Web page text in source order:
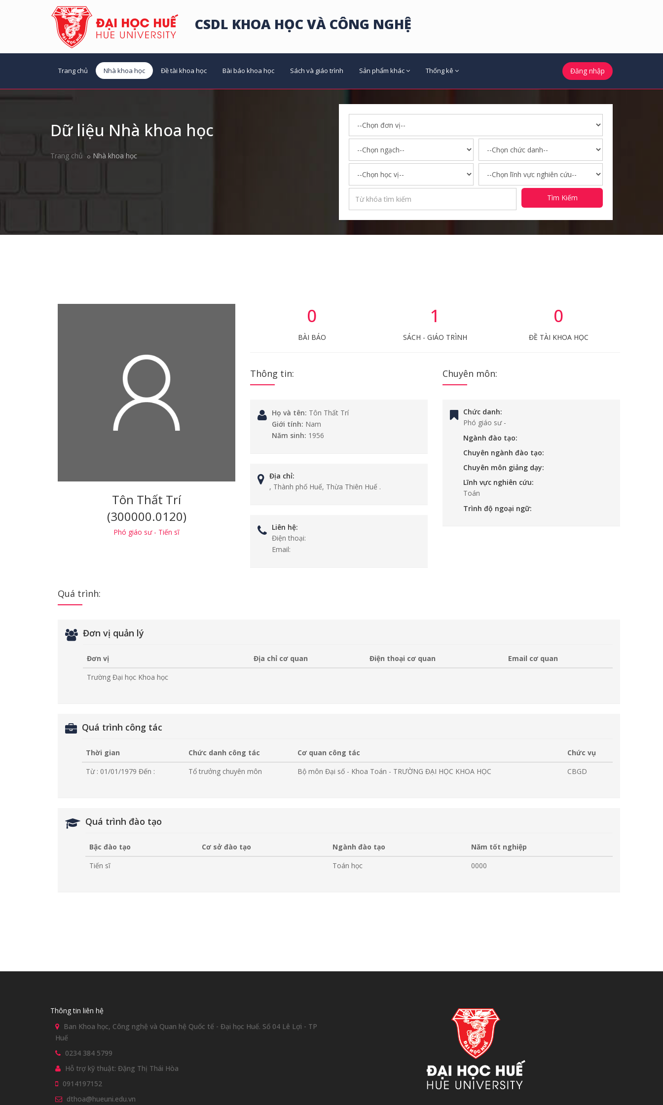
CSDL KHOA HỌC VÀ CÔNG NGHỆ
Trang chủ Nhà khoa học Đề tài khoa học Bài báo khoa học Sách và giáo trình Sản phẩm khác Thống kê Đăng nhập
Dữ liệu Nhà khoa học
Trang chủ Nhà khoa học
Tìm Kiếm
Tôn Thất Trí
(300000.0120)
Phó giáo sư - Tiến sĩ
0
BÀI BÁO
1
SÁCH - GIÁO TRÌNH
0
ĐỀ TÀI KHOA HỌC
Thông tin:
Họ và tên: Tôn Thất Trí
Giới tính: Nam
Năm sinh: 1956
Địa chỉ:
, Thành phố Huế, Thừa Thiên Huế .
Liên hệ:
Điện thoại:
Email:
Chuyên môn:
Chức danh:
Phó giáo sư-
Ngành đào tạo:
Chuyên ngành đào tạo:
Chuyên môn giảng dạy:
Lĩnh vực nghiên cứu:
Toán
Trình độ ngoại ngữ:
Quá trình:
Đơn vị quản lý
Đơn vị Địa chỉ cơ quan Điện thoại cơ quan
Email cơ quan
Trường Đại học Khoa học
Quá trình công tác
Thời gian Chức danh công tác Cơ quan công tác
Chức vụ
Từ : 01/01/1979 Đến : Tổ trưởng chuyên môn Bộ môn Đại số - Khoa Toán - TRƯỜNG ĐẠI HỌC KHOA HỌC CBGD
Quá trình đào tạo
Bậc đào tạo Cơ sở đào tạo Ngành đào tạo
Năm tốt nghiệp
Tiến sĩ
Toán học 0000
Thông tin liên hệ
Ban Khoa học, Công nghệ và Quan hệ Quốc tế - Đại học Huế. Số 04 Lê Lợi - TP
Huế
0234 384 5799
Hỗ trợ kỹ thuật: Đặng Thị Thái Hòa
0914197152
dthoa@hueuni.edu.vn